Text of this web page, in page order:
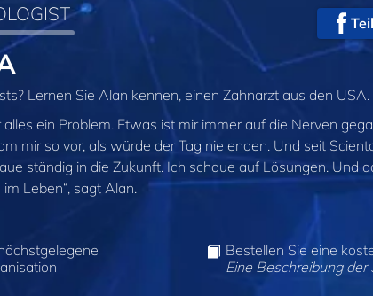
Lernen Sie Alan kennen, einen Zahnarzt aus den USA.
alles ein Problem. Etwas ist mir immer auf die Nerven
mir so vor, als würde der Tag nie enden. Und seit
ständig in die Zukunft. Ich schaue auf Lösungen. Und
Leben“, sagt Alan.
Bestellen Sie eine
Eine Beschreibung der